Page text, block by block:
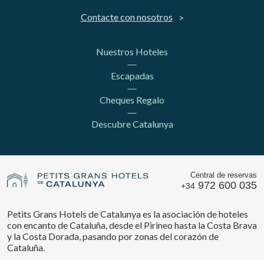
Contacte con nosotros
Nuestros Hoteles
Escapadas
Cheques Regalo
Descubre Catalunya
Central de reservas
+34 972 600 035
Petits Grans Hotels de Catalunya es la asociación de hoteles
con encanto de Cataluña, desde el Pirineo hasta la Costa Brava
y la Costa Dorada, pasando por zonas del corazón de
Cataluña.
Guardar configuración Aceptar todas